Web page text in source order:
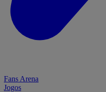
Fans Arena
Jogos